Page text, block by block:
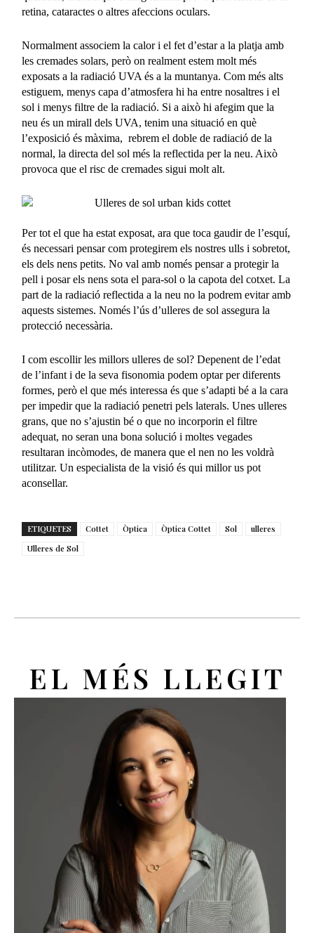
retina, cataractes o altres afeccions oculars.
Normalment associem la calor i el fet d’estar a la platja amb
les cremades solars, però on realment estem molt més
exposats a la radiació UVA és a la muntanya. Com més alts
estiguem, menys capa d’atmosfera hi ha entre nosaltres i el
sol i menys filtre de la radiació. Si a això hi afegim que la
neu és un mirall dels UVA, tenim una situació en què
l’exposició és màxima, rebrem el doble de radiació de la
normal, la directa del sol més la reflectida per la neu. Això
provoca que el risc de cremades sigui molt alt.
Per tot el que ha estat exposat, ara que toca gaudir de l’esquí,
és necessari pensar com protegirem els nostres ulls i sobretot,
els dels nens petits. No val amb només pensar a protegir la
pell i posar els nens sota el para-sol o la capota del cotxet. La
part de la radiació reflectida a la neu no la podrem evitar amb
aquests sistemes. Només l’ús d’ulleres de sol assegura la
protecció necessària.
I com escollir les millors ulleres de sol? Depenent de l’edat
de l’infant i de la seva fisonomia podem optar per diferents
formes, però el que més interessa és que s’adapti bé a la cara
per impedir que la radiació penetri pels laterals. Unes ulleres
grans, que no s’ajustin bé o que no incorporin el filtre
adequat, no seran una bona solució i moltes vegades
resultaran incòmodes, de manera que el nen no les voldrà
utilitzar. Un especialista de la visió és qui millor us pot
aconsellar.
ETIQUETES Cottet Òptica Òptica Cottet Sol
ulleres
Ulleres de Sol
EL MÉS LLEGIT